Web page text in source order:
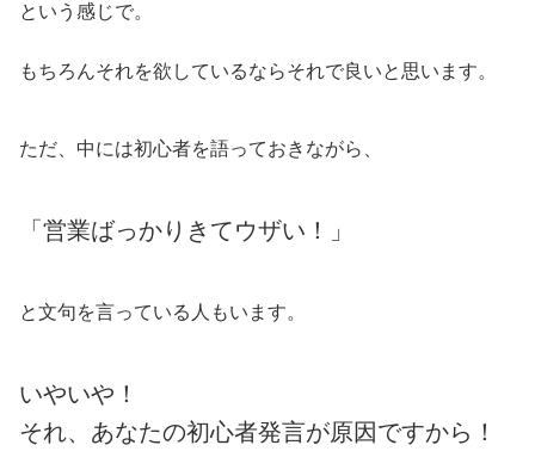
という感じで。
もちろんそれを欲しているならそれで良いと思います。
ただ、中には初心者を語っておきながら、
「営業ばっかりきてウザい！」
と文句を言っている人もいます。
いやいや！
それ、あなたの初心者発言が原因ですから！